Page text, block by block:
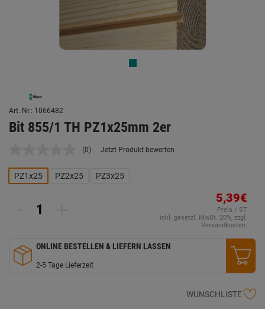
Art. Nr.: 1066482
Bit 855/1 TH PZ1x25mm 2er
Kein
Link
auf
(0) Jetzt Produkt bewerten
PZ1x25 PZ2x25 PZ3x25
5,39€
Preis / ST
inkl. gesetzl. MwSt. 20%, zzgl.
Versandkosten.
ONLINE BESTELLEN & LIEFERN LASSEN
2-5 Tage Lieferzeit
WUNSCHLISTE